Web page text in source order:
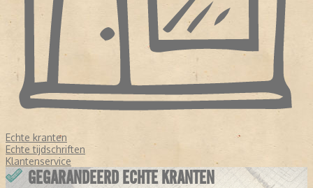
Echte kranten
Echte tijdschriften
Klantenservice
GEGARANDEERD ECHTE KRANTEN